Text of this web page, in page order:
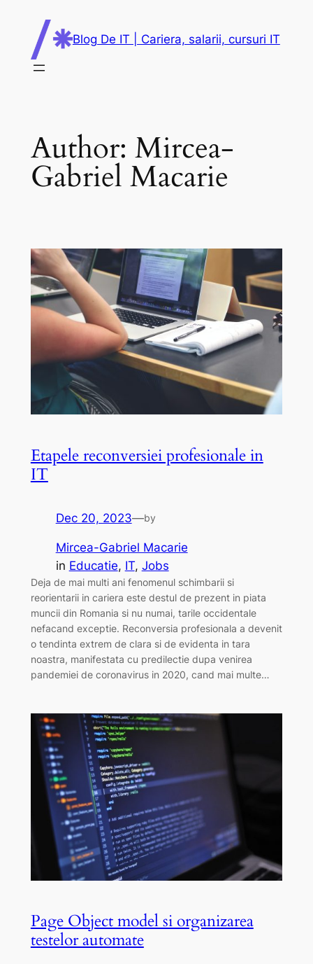
content
Blog De IT | Cariera, salarii, cursuri IT
Author: Mircea-
Gabriel Macarie
Etapele reconversiei profesionale in
IT
Dec 20, 2023—by
Mircea-Gabriel Macarie
in Educatie, IT, Jobs
Deja de mai multi ani fenomenul schimbarii si
reorientarii in cariera este destul de prezent in piata
muncii din Romania si nu numai, tarile occidentale
nefacand exceptie. Reconversia profesionala a devenit
o tendinta extrem de clara si de evidenta in tara
noastra, manifestata cu predilectie dupa venirea
pandemiei de coronavirus in 2020, cand mai multe…
Page Object model si organizarea
testelor automate